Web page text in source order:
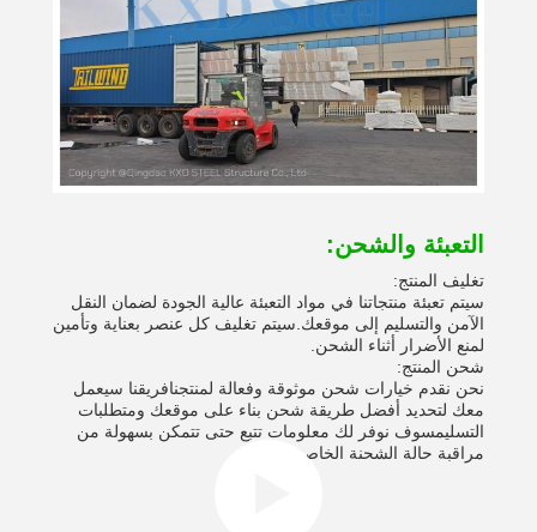
التعبئة والشحن:
تغليف المنتج:
سيتم تعبئة منتجاتنا في مواد التعبئة عالية الجودة لضمان النقل
الآمن والتسليم إلى موقعك.سيتم تغليف كل عنصر بعناية وتأمين
لمنع الأضرار أثناء الشحن.
شحن المنتج:
نحن نقدم خيارات شحن موثوقة وفعالة لمنتجنافريقنا سيعمل
معك لتحديد أفضل طريقة شحن بناء على موقعك ومتطلبات
التسليمسوف نوفر لك معلومات تتبع حتى تتمكن بسهولة من
مراقبة حالة الشحنة الخاصة بك.